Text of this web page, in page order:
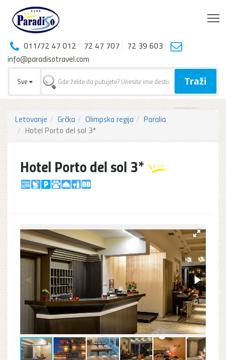
011/72 47 012 72 47 707
72 39 603
info@paradisotravel.com
Sve Traži
Letovanje Grčka Olimpska regija
Paralia
Hotel Porto del sol 3*
Hotel Porto del sol 3*